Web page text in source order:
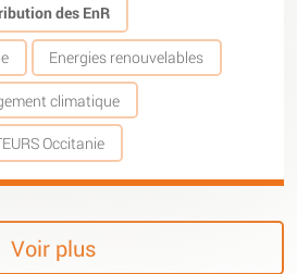
des EnR
Energies renouvelables
climatique
Occitanie
Voir plus